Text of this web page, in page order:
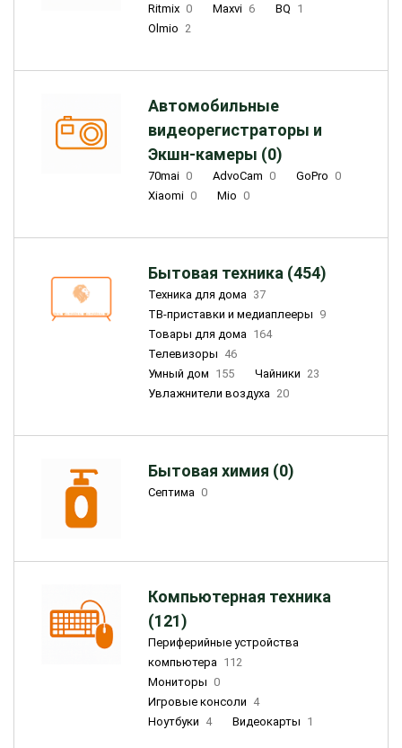
Ritmix 0 Maxvi 6 BQ 1
Olmio 2
Автомобильные
видеорегистраторы и
Экшн-камеры (0)
70mai 0 AdvoCam 0 GoPro 0
Xiaomi 0 Mio 0
Бытовая техника (454)
Техника для дома 37
ТВ-приставки и медиаплееры 9
Товары для дома 164
Телевизоры 46
Умный дом 155 Чайники 23
Увлажнители воздуха 20
Бытовая химия (0)
Септима 0
Компьютерная техника
(121)
Периферийные устройства
компьютера 112
Мониторы 0
Игровые консоли 4
Ноутбуки 4 Видеокарты 1